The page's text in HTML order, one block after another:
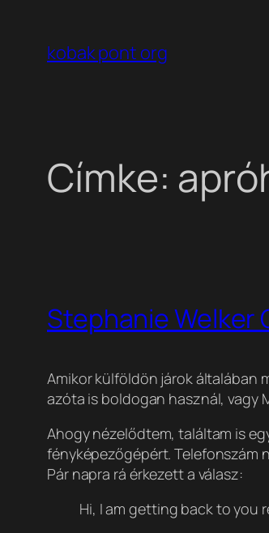
tartalomhoz
kobak pont org
Címke:
Stephanie Welker
Amikor külföldön járok általában
azóta is boldogan használ, vagy
Ahogy nézelődtem, találtam is
fényképezőgépért. Telefonszám
Pár napra rá érkezett a válasz:
Hi, I am getting back to you